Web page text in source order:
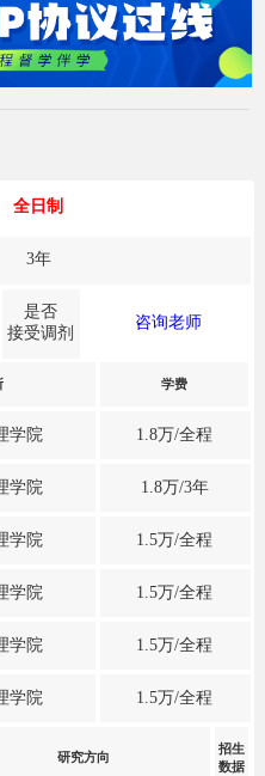
全日制
3年
是否
接受调剂
咨询老师
学费
学院 1.8万/全程
学院 1.8万/3年
学院 1.5万/全程
学院 1.5万/全程
学院 1.5万/全程
学院 1.5万/全程
研究方向
招生
数据